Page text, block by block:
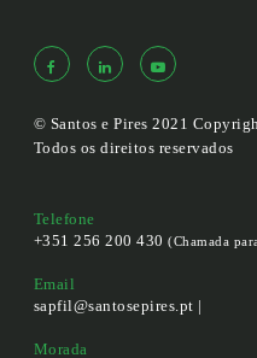
© Santos e Pires 2021
Todos os direitos reservados
Telefone
+351 256 200 430(Chamada
Email
sapfil@santosepires.pt |
Morada